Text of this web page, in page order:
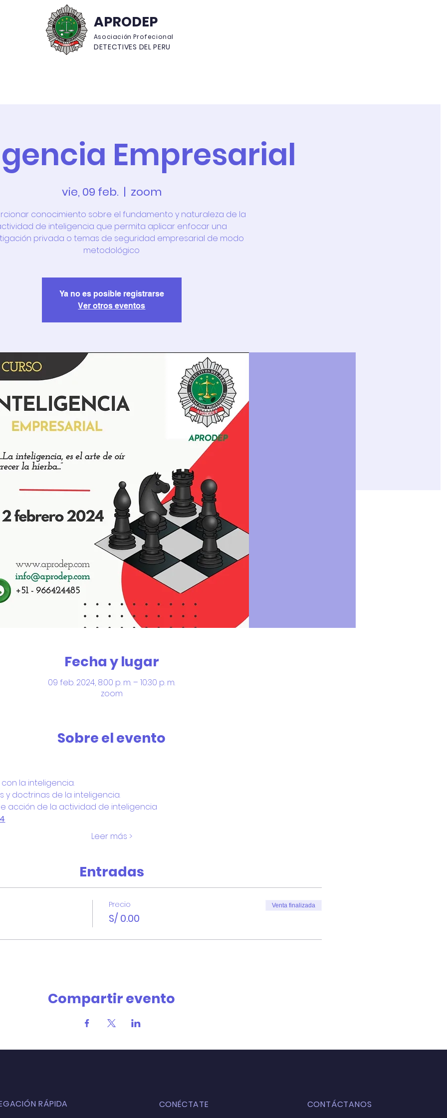
APRODEP
Asociación Profecional
DETECTIVES DEL PERU
Empresarial
vie, 09 feb.
  |
zoom
conocimiento sobre el fundamento y naturaleza de la
de inteligencia que permita aplicar enfocar una
privada o temas de seguridad empresarial de modo
metodológico
Ya no es posible registrarse
Ver otros eventos
Fecha y lugar
09 feb. 2024, 8:00 p. m. – 10:30 p. m.
zoom
Sobre el evento
la inteligencia.
doctrinas de la inteligencia.
acción de la actividad de inteligencia
Leer más >
Entradas
Precio
S/ 0.00
Venta finalizada
Compartir evento
RÁPIDA CONÉCTATE CONTÁCTANOS